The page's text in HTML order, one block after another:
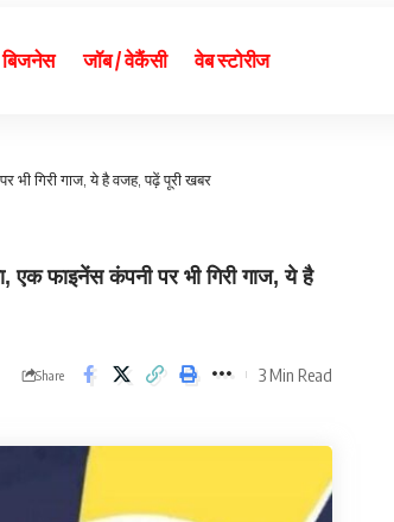
बिजनेस जॉब / वेकैंसी वेब स्टोरीज
भी गिरी गाज, ये है वजह, पढ़ें पूरी खबर
एक फाइनेंस कंपनी पर भी गिरी गाज, ये है
Share 3 Min Read